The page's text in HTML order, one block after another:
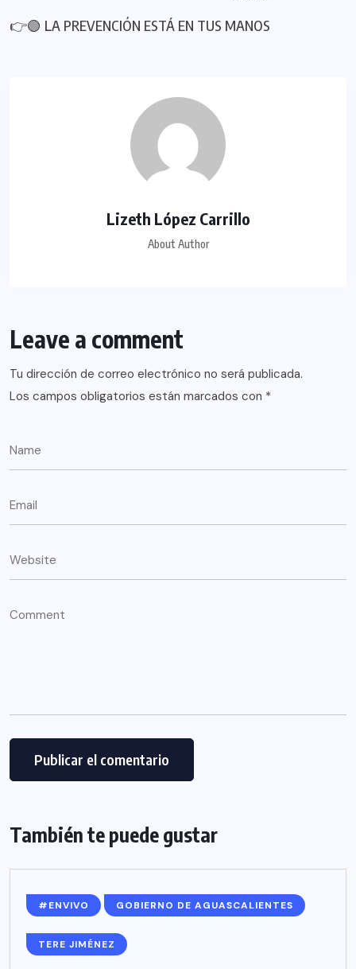
👉🟢 LA PREVENCIÓN ESTÁ EN TUS MANOS
Lizeth López Carrillo
About Author
Leave a comment
Tu dirección de correo electrónico no será publicada.
Los campos obligatorios están marcados con *
También te puede gustar
#ENVIVO GOBIERNO DE AGUASCALIENTES
TERE JIMÉNEZ